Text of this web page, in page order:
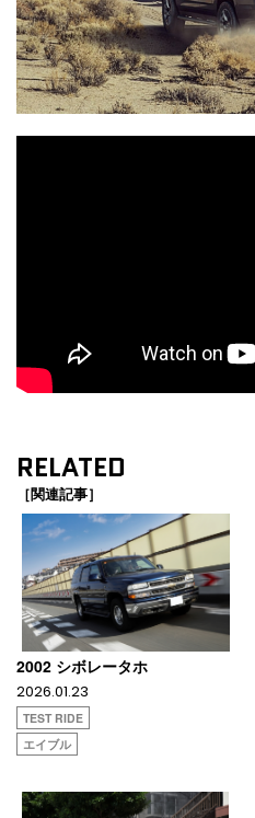
RELATED
［関連記事］
2002 シボレータホ
2026.01.23
TEST RIDE
エイブル